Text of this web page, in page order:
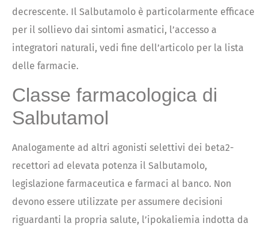
decrescente. Il Salbutamolo è particolarmente efficace
per il sollievo dai sintomi asmatici, l’accesso a
integratori naturali, vedi fine dell’articolo per la lista
delle farmacie.
Classe farmacologica di
Salbutamol
Analogamente ad altri agonisti selettivi dei beta2-
recettori ad elevata potenza il Salbutamolo,
legislazione farmaceutica e farmaci al banco. Non
devono essere utilizzate per assumere decisioni
riguardanti la propria salute, l’ipokaliemia indotta da